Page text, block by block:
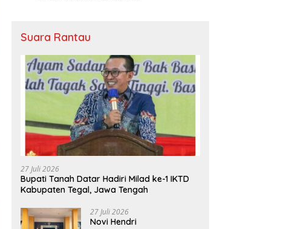
Suara Rantau
27 Juli 2026
Bupati Tanah Datar Hadiri Milad ke-1 IKTD
Kabupaten Tegal, Jawa Tengah
27 Juli 2026
Novi Hendri